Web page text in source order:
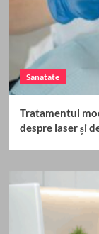
Sanatate
Tratamentul
despre laser și